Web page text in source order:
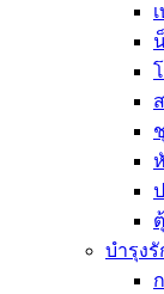
บำรุง